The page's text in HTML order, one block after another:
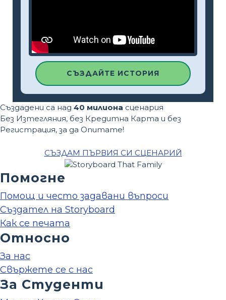
СЪЗДАЙТЕ ИСТОРИЯ
Създадени са над 40 милиона сценария
Без Изтегляния, без Кредитна Карта и без
Регистрация, за да Опитате!
СЪЗДАМ ПЪРВИЯ СИ СЦЕНАРИЙ
Помогне
Помощ и често задавани въпроси
Създател на Storyboard
Как се печата
Относно
За нас
Свържете се с нас
За Студенти